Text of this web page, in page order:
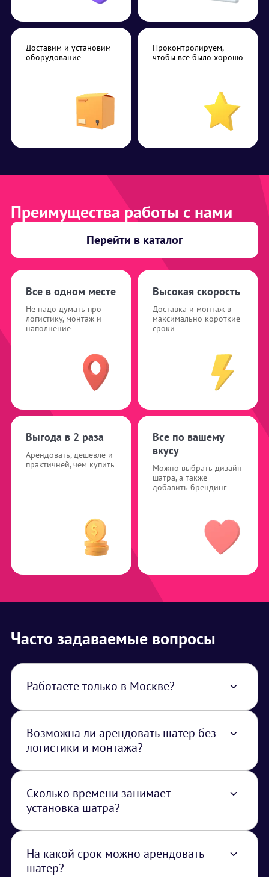
Доставим и установим
оборудование
Проконтролируем,
чтобы все было хорошо
Преимущества работы с нами
Перейти в каталог
Все в одном месте
Не надо думать про
логистику, монтаж и
наполнение
Высокая скорость
Доставка и монтаж в
максимально короткие
сроки
Выгода в 2 раза
Арендовать, дешевле и
практичней, чем купить
Все по вашему
вкусу
Можно выбрать дизайн
шатра, а также
добавить брендинг
Часто задаваемые вопросы
Работаете только в Москве?
стоимость услуги закладывается логистика
из Москвы.
Возможна ли арендовать шатер без
логистики и монтажа?
устанавливаются только нашими
специалистами.
Сколько времени занимает
установка шатра?
шатра, но обычно занимает несколько
часов.
На какой срок можно арендовать
шатер?